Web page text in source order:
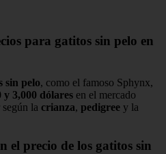
para gatitos sin pelo en
sin pelo, como el famoso Sphynx,
y 3,000 dólares en el mercado
la crianza, pedigree y la
el precio de los gatitos sin